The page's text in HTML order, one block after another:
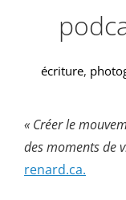
écriture,
« Créer le
des moments de
renard.ca.